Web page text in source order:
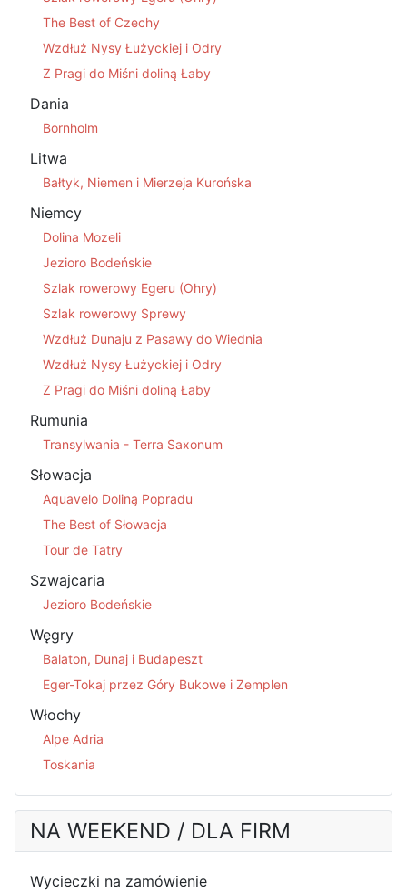
The Best of Czechy
Wzdłuż Nysy Łużyckiej i Odry
Z Pragi do Miśni doliną Łaby
Dania
Bornholm
Litwa
Bałtyk, Niemen i Mierzeja Kurońska
Niemcy
Dolina Mozeli
Jezioro Bodeńskie
Szlak rowerowy Egeru (Ohry)
Szlak rowerowy Sprewy
Wzdłuż Dunaju z Pasawy do Wiednia
Wzdłuż Nysy Łużyckiej i Odry
Z Pragi do Miśni doliną Łaby
Rumunia
Transylwania - Terra Saxonum
Słowacja
Aquavelo Doliną Popradu
The Best of Słowacja
Tour de Tatry
Szwajcaria
Jezioro Bodeńskie
Węgry
Balaton, Dunaj i Budapeszt
Eger-Tokaj przez Góry Bukowe i Zemplen
Włochy
Alpe Adria
Toskania
NA WEEKEND / DLA FIRM
Wycieczki na zamówienie